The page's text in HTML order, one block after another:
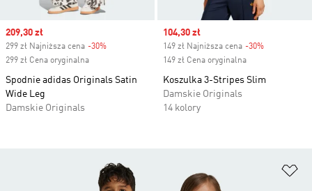
Sale price
209,30 zł
299 zł Najniższa cena -30%
299 zł Cena oryginalna
Spodnie adidas Originals Satin
Wide Leg
Damskie Originals
Sale price
104,30 zł
149 zł Najniższa cena -30%
149 zł Cena oryginalna
Koszulka 3-Stripes Slim
Damskie Originals
14 kolory